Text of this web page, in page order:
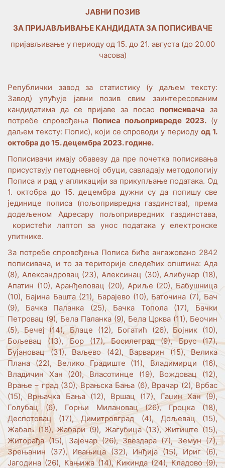
ЈАВНИ ПОЗИВ
ЗА ПРИЈАВЉИВАЊЕ КАНДИДАТА ЗА ПОПИСИВАЧЕ
пријављивање у периоду од 15. до 21. августа (до 20.00
часова)
Републички завод за статистику (у даљем тексту:
Завод) упућује јавни позив свим заинтересованим
кандидатима да се пријаве за посао пописивача за
потребе спровођења Пописа пољопривреде 2023. (у
даљем тексту: Попис), који се спроводи у периодуод 1.
октобра до 15. децембра 2023. године.
Пописивачи имају обавезу да пре почетка пописивања
присуствују петодневној обуци, савладају методологију
Пописа и рад у апликацији за прикупљање података. Од
1. октобра до 15. децембра дужни су да попишу све
јединице пописа (пољопривредна газдинства), према
додељеном Адресару пољопривредних газдинстава,
користећи лаптоп за унос података у електронске
упитнике.
За потребе спровођења Пописа биће ангажовано 2842
пописивача, и то за територије следећих општина: Ада
(8), Александровац (23), Алексинац (30), Алибунар (18),
Апатин (10), Аранђеловац (20), Ариље (20), Бабушница
(10), Бајина Башта (21), Барајево (10), Баточина (7), Бач
(9), Бачка Паланка (25), Бачка Топола (17), Бачки
Петровац (9), Бела Паланка (9), Бела Црква (11), Беочин
(5), Бечеј (14), Блаце (12), Богатић (26), Бојник (10),
Бољевац (13), Бор (17), Босилеград (9), Брус (17),
Бујановац (31), Ваљево (42), Варварин (15), Велика
Плана (22), Велико Градиште (11), Владимирци (16),
Владичин Хан (20), Власотинце (19), Вождовац (12),
Врање – град (30), Врањска Бања (6), Врачар (2), Врбас
(15), Врњачка Бања (12), Вршац (17), Гаџин Хан (9),
Голубац (6), Горњи Милановац (26), Гроцка (18),
Деспотовац (17), Димитровград (4), Дољевац (15),
Жабаљ (18), Жабари (9), Жагубица (13), Житиште (15),
Житорађа (15), Зајечар (26), Звездара (7), Земун (7),
Зрењанин (37), Ивањица (32), Инђија (15), Ириг (6),
Јагодина (26), Кањижа (14), Кикинда (24), Кладово (9),